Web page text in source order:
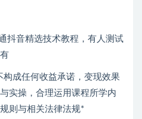
抖音精选技术教程，有人测试
成任何收益承诺，变现效果
实操，合理运用课程所学内
则与相关法律法规*